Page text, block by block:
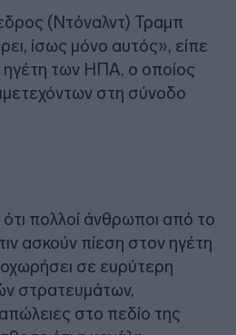
(Ντόναλντ) Τραμπ
ίσως μόνο αυτός», είπε
των ΗΠΑ, ο οποίος
στη σύνοδο
πολλοί άνθρωποι από το
ασκούν πίεση στον ηγέτη
σε ευρύτερη
στρατευμάτων,
στο πεδίο της